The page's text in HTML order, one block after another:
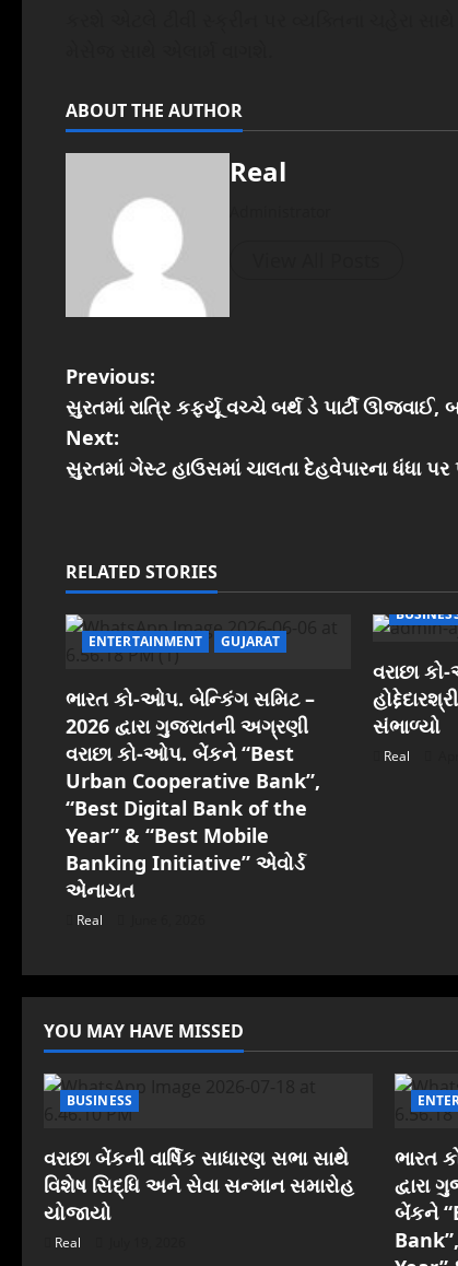
ABOUT THE AUTHOR
Real
P
o
s
n
a
v
i
g
a
t
i
o
n
Previous:
સુરતમાં રાત્રિ કર્ફ્યૂ વચ્ચે બર્થ ડે પાર્ટી ઊજવાઈ,
Next:
સુરતમાં ગેસ્ટ હાઉસમાં ચાલતા દેહવેપારના ધંધા
RELATED STORIES
ENTERTAINMENT GUJARAT
ભારત કો-ઓપ. બેન્કિંગ સમિટ –
2026 દ્વારા ગુજરાતની અગ્રણી
વરાછા કો-ઓપ. બેંકને “Best
Urban Cooperative Bank”,
“Best Digital Bank of the
Year” & “Best Mobile
Banking Initiative” એવોર્ડ
એનાયત
Real
વરાછા
સંભાળ્યો
Real
YOU MAY HAVE MISSED
BUSINESS
વરાછા બેંકની વાર્ષિક સાધારણ સભા સાથે
વિશેષ સિદ્ધિ અને સેવા સન્માન સમારોહ
યોજાયો
Real
ભારત
દ્વારા
બેંકને